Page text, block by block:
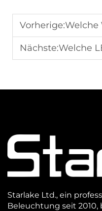
Vorherige:Welche Vorteile
Nächste:Welche LED-
Starlake Ltd., ein
Beleuchtung seit